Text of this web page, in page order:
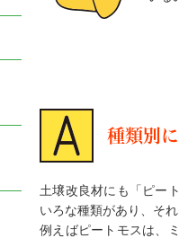
種類別
土壌改良材にも「ピー
いろな種類があり、そ
例えばピートモスは、